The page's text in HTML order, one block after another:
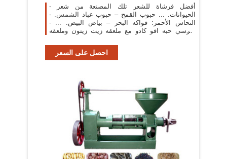
- أفضل فرشاة للشعر تلك المصنعة من شعر
الحيوانات. ... حبوب القمح – حبوب عباد الشمس. -
النحاس الأحمر: فواكه البحر – بياض البيض. ... -
اهرسي حبه افو كادو مع ملعقه زيت زيتون وملعقه
احصل على السعر